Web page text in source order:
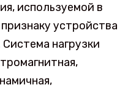
используемой в
устройства
нагрузки